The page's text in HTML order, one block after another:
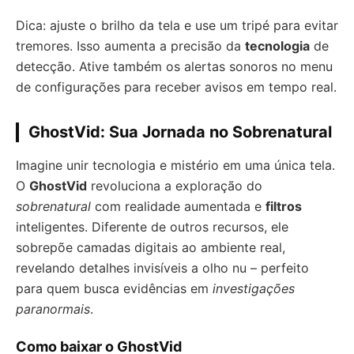
Dica: ajuste o brilho da tela e use um tripé para evitar
tremores. Isso aumenta a precisão da tecnologia de
detecção. Ative também os alertas sonoros no menu
de configurações para receber avisos em tempo real.
GhostVid: Sua Jornada no Sobrenatural
Imagine unir tecnologia e mistério em uma única tela.
O GhostVid revoluciona a exploração do
sobrenatural com realidade aumentada e filtros
inteligentes. Diferente de outros recursos, ele
sobrepõe camadas digitais ao ambiente real,
revelando detalhes invisíveis a olho nu – perfeito
para quem busca evidências em investigações
paranormais.
Como baixar o GhostVid